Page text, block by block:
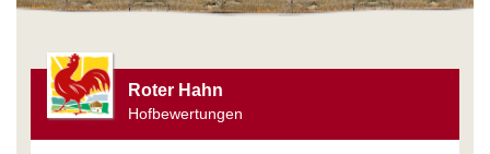
Roter Hahn
Hofbewertungen